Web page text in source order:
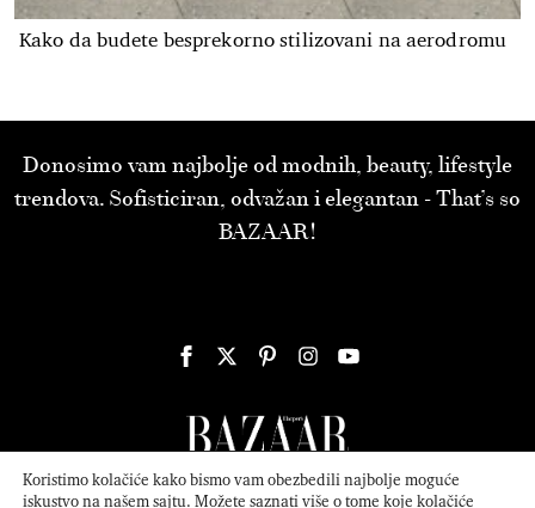
Kako da budete besprekorno stilizovani na aerodromu
Donosimo vam najbolje od modnih, beauty, lifestyle
trendova. Sofisticiran, odvažan i elegantan - That’s so
BAZAAR!
Koristimo kolačiće kako bismo vam obezbedili najbolje moguće
iskustvo na našem sajtu. Možete saznati više o tome koje kolačiće